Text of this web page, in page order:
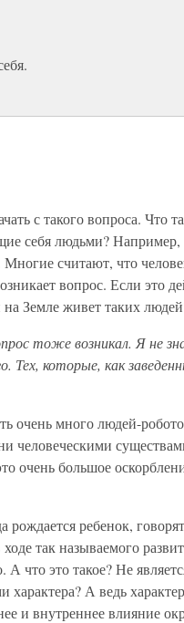
с такого вопроса. Что
себя людьми?
считают, что
вопрос. Если это
Земле живет таких
тоже возникал. Я не
Тех, которые, как
очень много людей-
человеческими
очень большое
рождается ребенок,
так называемого
А что это такое? Не
А ведь
и внутреннее влияние